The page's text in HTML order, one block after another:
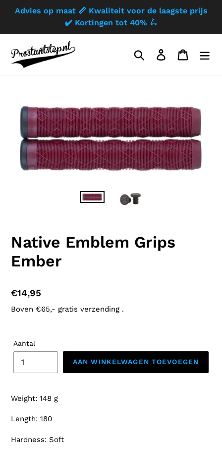
Meteen
Advies op maat 📏 Kwaliteit voor de laagste prijs
✔️ Kortingen tot 40% 🛴
Zoeken Aanmelden
Native Emblem Grips
Ember
Normale
prijs
€14,95
Boven €65,- gratis verzending .
Aantal
AAN WINKELWAGEN TOEVOEGEN
toegevoegen
uw
Weight: 148 g
Length: 180
Hardness: Soft